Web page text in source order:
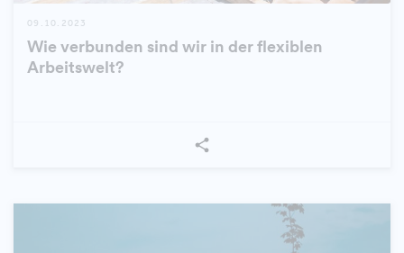
09.10.2023
Wie verbunden sind wir in der flexiblen
Arbeitswelt?